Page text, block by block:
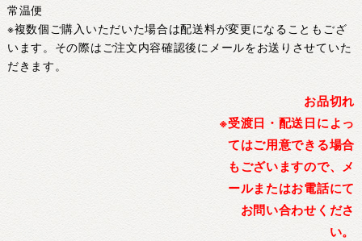
常温便
※複数個ご購入いただいた場合は配送料が変更になることもござ
います。その際はご注文内容確認後にメールをお送りさせていた
だきます。
お品切れ
※受渡日・配送日によっ
てはご用意できる場合
もございますので、メ
ールまたはお電話にて
お問い合わせくださ
い。